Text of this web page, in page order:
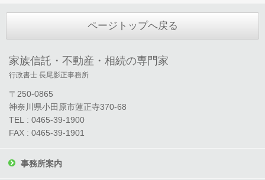
ページトップへ戻る
家族信託・不動産・相続の専門家
行政書士 長尾影正事務所
〒250-0865
神奈川県小田原市蓮正寺370-68
TEL : 0465-39-1900
FAX : 0465-39-1901
事務所案内